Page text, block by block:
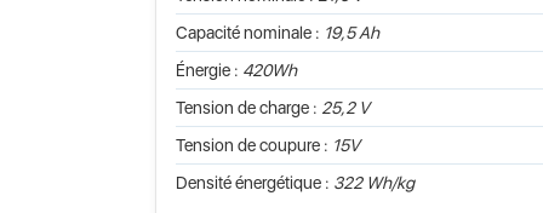
Capacité nominale : 19,5 Ah
Énergie : 420Wh
Tension de charge : 25,2 V
Tension de coupure : 15V
Densité énergétique : 322 Wh/kg